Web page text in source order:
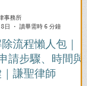
流程懶人包｜
請步驟、時間與
謙聖律師
事務所
日
讀畢需時 6 分鐘